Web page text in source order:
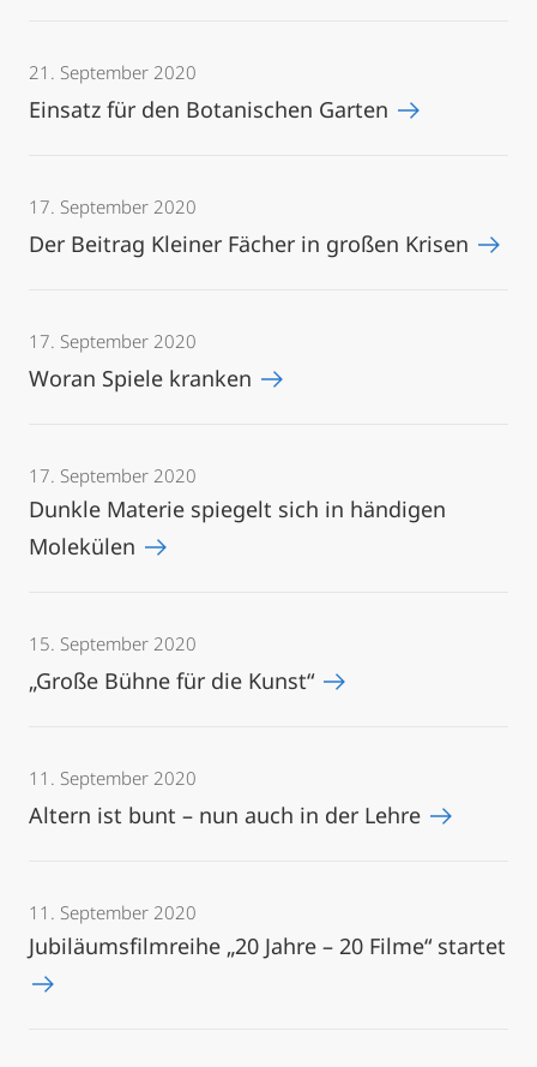
21. September 2020
Einsatz für den Botanischen Garten
17. September 2020
Der Beitrag Kleiner Fächer in großen Krisen
17. September 2020
Woran Spiele kranken
17. September 2020
Dunkle Materie spiegelt sich in händigen
Molekülen
15. September 2020
„Große Bühne für die Kunst“
11. September 2020
Altern ist bunt – nun auch in der Lehre
11. September 2020
Jubiläumsfilmreihe „20 Jahre – 20 Filme“ startet